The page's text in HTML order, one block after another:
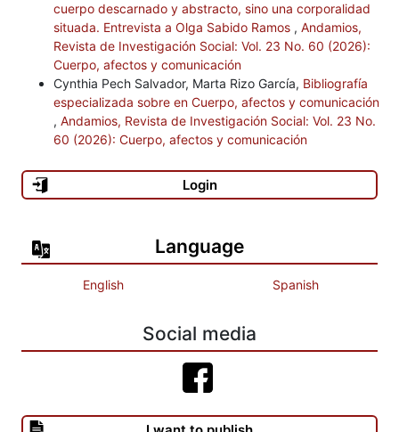
cuerpo descarnado y abstracto, sino una corporalidad
situada. Entrevista a Olga Sabido Ramos , Andamios,
Revista de Investigación Social: Vol. 23 No. 60 (2026):
Cuerpo, afectos y comunicación
Cynthia Pech Salvador, Marta Rizo García, Bibliografía
especializada sobre en Cuerpo, afectos y comunicación
, Andamios, Revista de Investigación Social: Vol. 23 No.
60 (2026): Cuerpo, afectos y comunicación
Login
Language
English Spanish
Social media